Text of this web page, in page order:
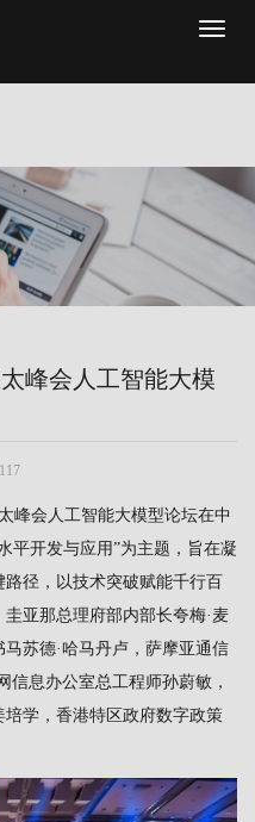
峰会人工智能大模
峰会人工智能大模型论坛在中
平开发与应用”为主题，旨在凝
径，以技术突破赋能千行百
亚那总理府部内部长夸梅·麦
苏德·哈马丹卢，萨摩亚通信
信息办公室总工程师孙蔚敏，
学，香港特区政府数字政策